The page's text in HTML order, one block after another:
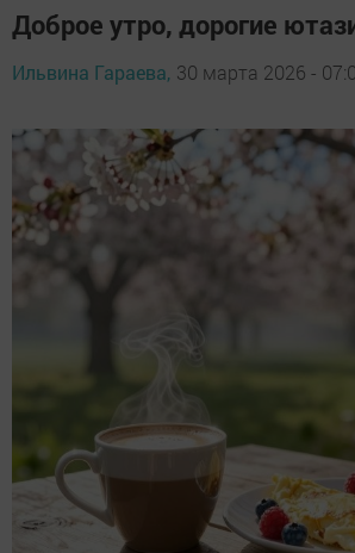
Доброе утро, дорогие
Ильвина Гараева, 30 марта 2026 -